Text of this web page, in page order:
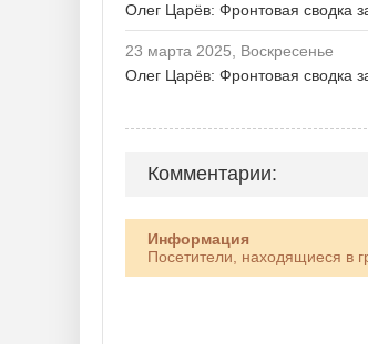
Олег Царёв: Фронтовая сводка
23 марта 2025, Воскресенье
Олег Царёв: Фронтовая сводка
Комментарии:
Информация
Посетители, находящиеся в